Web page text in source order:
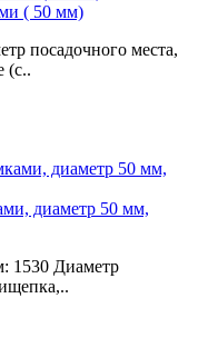
( 50 мм)
посадочного места,
(с..
диаметр 50 мм,
1530 Диаметр